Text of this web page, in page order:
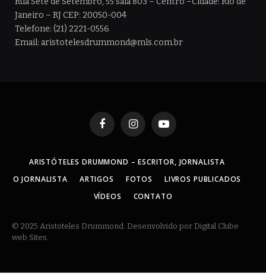
Janeiro – RJ CEP: 20050-004
Telefone: (21) 2221-0556
Email: aristotelesdrummond@mls.com.br
FacebookInstagramYouTube
ARISTÓTELES DRUMMOND – ESCRITOR, JORNALISTA
O JORNALISTA
ARTIGOS FOTOS
LIVROS PUBLICADOS
VÍDEOS
CONTATO
© 2025 Aristoteles Drummond. Desenvolvido por Digital Clube
web Sites.